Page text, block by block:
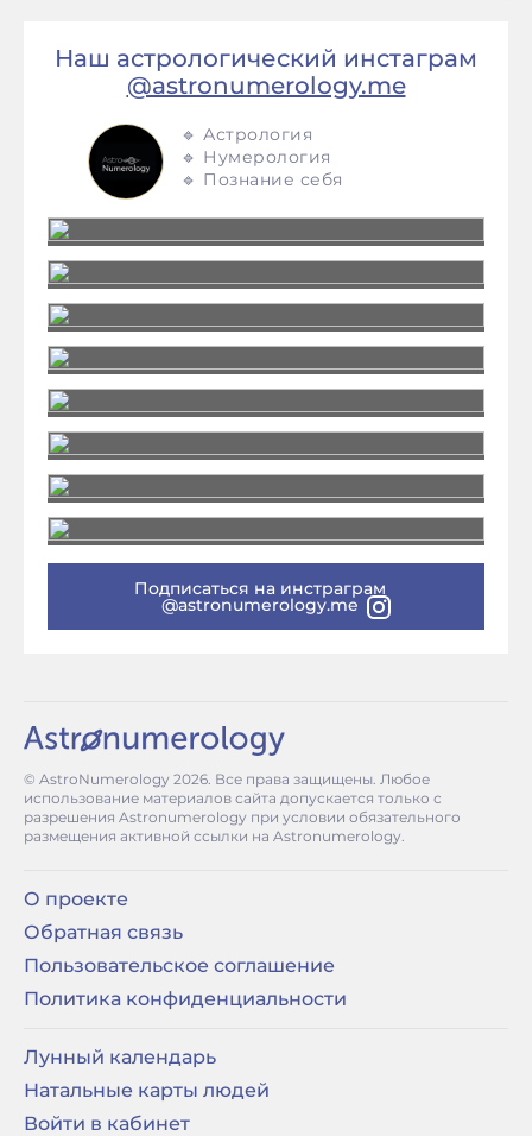
Наш астрологический инстаграм
@astronumerology.me
🔹 Астрология
🔹 Нумерология
🔹 Познание себя
Подписаться на инстраграм
@astronumerology.me
© AstroNumerology 2026 . Все права защищены. Любое
использование материалов сайта допускается только с
разрешения Astronumerology при условии обязательного
размещения активной ссылки на Astronumerology.
О проекте
Обратная связь
Пользовательское соглашение
Политика конфиденциальности
Лунный календарь
Натальные карты людей
Войти в кабинет